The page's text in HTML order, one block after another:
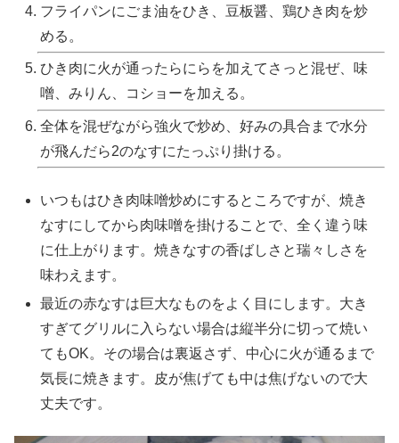
フライパンにごま油をひき、豆板醤、鶏ひき肉を炒
める。
ひき肉に火が通ったらにらを加えてさっと混ぜ、味
噌、みりん、コショーを加える。
全体を混ぜながら強火で炒め、好みの具合まで水分
が飛んだら2のなすにたっぷり掛ける。
いつもはひき肉味噌炒めにするところですが、焼き
なすにしてから肉味噌を掛けることで、全く違う味
に仕上がります。焼きなすの香ばしさと瑞々しさを
味わえます。
最近の赤なすは巨大なものをよく目にします。大き
すぎてグリルに入らない場合は縦半分に切って焼い
てもOK。その場合は裏返さず、中心に火が通るまで
気長に焼きます。皮が焦げても中は焦げないので大
丈夫です。